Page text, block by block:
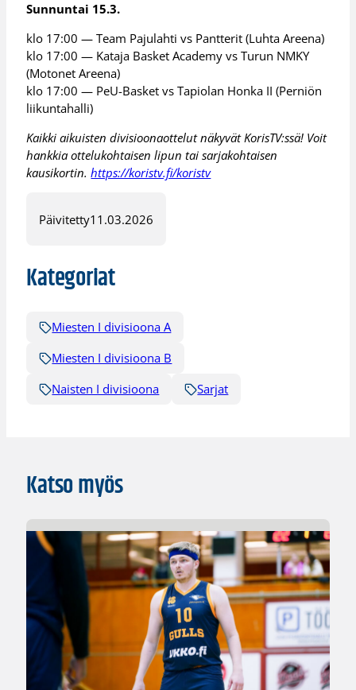
Sunnuntai 15.3.
klo 17:00 — Team Pajulahti vs Pantterit (Luhta Areena)
klo 17:00 — Kataja Basket Academy vs Turun NMKY
(Motonet Areena)
klo 17:00 — PeU-Basket vs Tapiolan Honka II (Perniön
liikuntahalli)
Kaikki aikuisten divisioonaottelut näkyvät KorisTV:ssä! Voit
hankkia ottelukohtaisen lipun tai sarjakohtaisen
kausikortin.https://koristv.fi/koristv
Päivitetty11.03.2026
Kategoriat
Miesten I divisioona A
Miesten I divisioona B
Naisten I divisioona
Sarjat
Katso myös